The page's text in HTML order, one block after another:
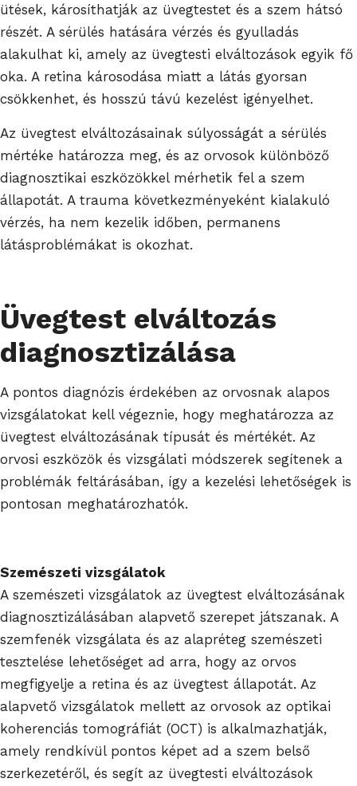
ütések, károsíthatják az üvegtestet és a szem hátsó
részét. A sérülés hatására vérzés és gyulladás
alakulhat ki, amely az üvegtesti elváltozások egyik fő
oka. A retina károsodása miatt a látás gyorsan
csökkenhet, és hosszú távú kezelést igényelhet.
Az üvegtest elváltozásainak súlyosságát a sérülés
mértéke határozza meg, és az orvosok különböző
diagnosztikai eszközökkel mérhetik fel a szem
állapotát. A trauma következményeként kialakuló
vérzés, ha nem kezelik időben, permanens
látásproblémákat is okozhat.
Üvegtest elváltozás
diagnosztizálása
A pontos diagnózis érdekében az orvosnak alapos
vizsgálatokat kell végeznie, hogy meghatározza az
üvegtest elváltozásának típusát és mértékét. Az
orvosi eszközök és vizsgálati módszerek segítenek a
problémák feltárásában, így a kezelési lehetőségek is
pontosan meghatározhatók.
Szemészeti vizsgálatok
A szemészeti vizsgálatok az üvegtest elváltozásának
diagnosztizálásában alapvető szerepet játszanak. A
szemfenék vizsgálata és az alapréteg szemészeti
tesztelése lehetőséget ad arra, hogy az orvos
megfigyelje a retina és az üvegtest állapotát. Az
alapvető vizsgálatok mellett az orvosok az optikai
koherenciás tomográfiát (OCT) is alkalmazhatják,
amely rendkívül pontos képet ad a szem belső
szerkezetéről, és segít az üvegtesti elváltozások